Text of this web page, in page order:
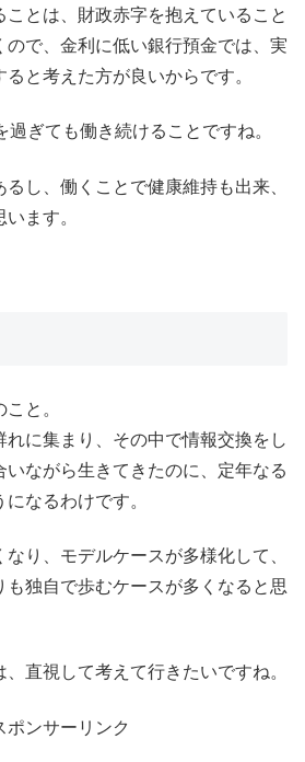
ことは、財政赤字を抱えていること
ので、金利に低い銀行預金では、実
と考えた方が良いからです。
ぎても働き続けることですね。
し、働くことで健康維持も出来、
ます。
と。
れに集まり、その中で情報交換をし
いながら生きてきたのに、定年なる
なるわけです。
り、モデルケースが多様化して、
も独自で歩むケースが多くなると思
直視して考えて行きたいですね。
ポンサーリンク